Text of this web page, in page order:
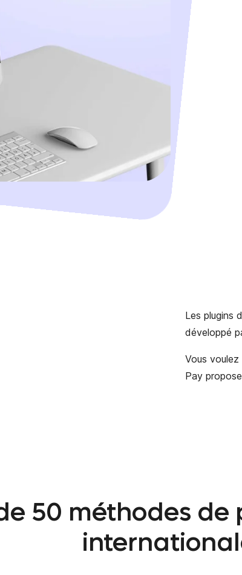
Les plugins
développé
Vous voulez
Pay
50 méthodes